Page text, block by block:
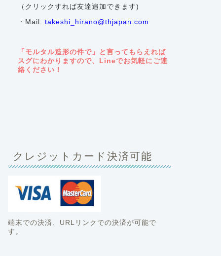
（クリックすれば友達追加できます)
・ Mail: takeshi_hirano@thjapan.com
「モルタル造形の件で」と言ってもらえれば
スグにわかりますので、Lineでお気軽にご連
絡ください！
クレジットカード決済可能
端末での決済、URLリンクでの決済が可能で
す。